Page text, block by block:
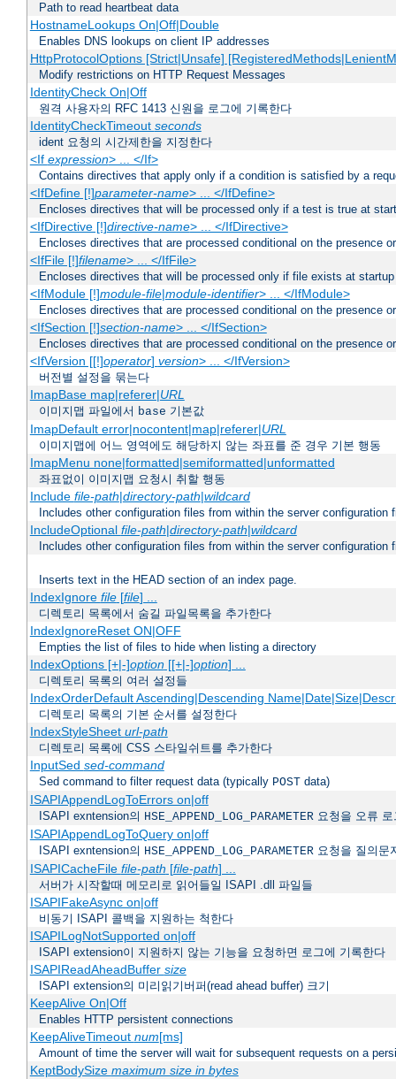
Path to read heartbeat data
HostnameLookups On|Off|Double
Enables DNS lookups on client IP addresses
HttpProtocolOptions [Strict|Unsafe]
Modify restrictions on HTTP Request Messages
IdentityCheck On|Off
원격 사용자의 RFC 1413 신원을 로그에 기록한다
IdentityCheckTimeout seconds
ident 요청의 시간제한을 지정한다
<If expression> ... </If>
Contains directives that apply only if a condition is satisfied by a
<IfDefine [!]parameter-name> ... </IfDefine>
Encloses directives that will be processed only if a test is true at
<IfDirective [!]directive-name> ... </IfDirective>
Encloses directives that are processed conditional on the presence
<IfFile [!]filename> ... </IfFile>
Encloses directives that will be processed only if file exists at startup
<IfModule [!]module-file|module-identifier> ... </IfModule>
Encloses directives that are processed conditional on the presence
<IfSection [!]section-name> ... </IfSection>
Encloses directives that are processed conditional on the presence
<IfVersion [[!]operator] version> ... </IfVersion>
버전별 설정을 묶는다
ImapBase map|referer|URL
이미지맵 파일에서 base 기본값
ImapDefault error|nocontent|map|referer|URL
이미지맵에 어느 영역에도 해당하지 않는 좌표를 준 경우 기본 행동
ImapMenu none|formatted|semiformatted|unformatted
좌표없이 이미지맵 요청시 취할 행동
Include file-path|directory-path|wildcard
Includes other configuration files from within the server configuration
IncludeOptional file-path|directory-path|wildcard
Includes other configuration files from within the server configuration
Inserts text in the HEAD section of an index page.
IndexIgnore file[file] ...
디렉토리 목록에서 숨길 파일목록을 추가한다
IndexIgnoreReset ON|OFF
Empties the list of files to hide when listing a directory
IndexOptions [+|-]option[[+|-]option] ...
디렉토리 목록의 여러 설정들
IndexOrderDefault Ascending|Descending
디렉토리 목록의 기본 순서를 설정한다
IndexStyleSheet url-path
디렉토리 목록에 CSS 스타일쉬트를 추가한다
InputSed sed-command
Sed command to filter request data (typically POST data)
ISAPIAppendLogToErrors on|off
ISAPI exntension의 HSE_APPEND_LOG_PARAMETER 요청을 오류
ISAPIAppendLogToQuery on|off
ISAPI exntension의 HSE_APPEND_LOG_PARAMETER 요청을 질의문
ISAPICacheFile file-path [file-path] ...
서버가 시작할때 메모리로 읽어들일 ISAPI .dll 파일들
ISAPIFakeAsync on|off
비동기 ISAPI 콜백을 지원하는 척한다
ISAPILogNotSupported on|off
ISAPI extension이 지원하지 않는 기능을 요청하면 로그에 기록한다
ISAPIReadAheadBuffer size
ISAPI extension의 미리읽기버퍼(read ahead buffer) 크기
KeepAlive On|Off
Enables HTTP persistent connections
KeepAliveTimeout num[ms]
Amount of time the server will wait for subsequent requests on a
KeptBodySize maximum size in bytes